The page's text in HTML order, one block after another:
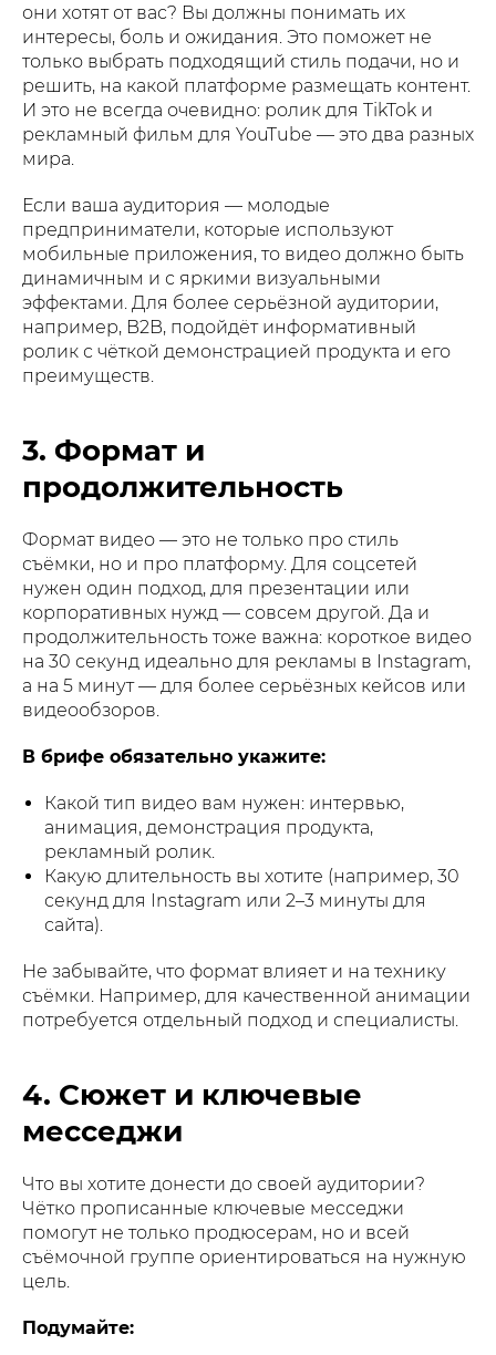
они хотят от вас? Вы должны понимать их
интересы, боль и ожидания. Это поможет не
только выбрать подходящий стиль подачи, но и
решить, на какой платформе размещать контент.
И это не всегда очевидно: ролик для TikTok и
рекламный фильм для YouTube — это два разных
мира.
Если ваша аудитория — молодые
предприниматели, которые используют
мобильные приложения, то видео должно быть
динамичным и с яркими визуальными
эффектами. Для более серьёзной аудитории,
например, B2B, подойдёт информативный
ролик с чёткой демонстрацией продукта и его
преимуществ.
3. Формат и
продолжительность
Формат видео — это не только про стиль
съёмки, но и про платформу. Для соцсетей
нужен один подход, для презентации или
корпоративных нужд — совсем другой. Да и
продолжительность тоже важна: короткое видео
на 30 секунд идеально для рекламы в Instagram,
а на 5 минут — для более серьёзных кейсов или
видеообзоров.
В брифе обязательно укажите:
Какой тип видео вам нужен: интервью,
анимация, демонстрация продукта,
рекламный ролик.
Какую длительность вы хотите (например, 30
секунд для Instagram или 2–3 минуты для
сайта).
Не забывайте, что формат влияет и на технику
съёмки. Например, для качественной анимации
потребуется отдельный подход и специалисты.
4. Сюжет и ключевые
месседжи
Что вы хотите донести до своей аудитории?
Чётко прописанные ключевые месседжи
помогут не только продюсерам, но и всей
съёмочной группе ориентироваться на нужную
цель.
Подумайте: